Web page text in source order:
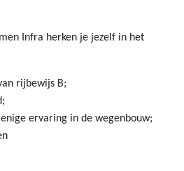
Infra herken je jezelf in het
rijbewijs B;
ervaring in de wegenbouw;